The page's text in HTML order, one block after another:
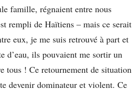
famille, régnaient entre nous
rempli de Haïtiens – mais ce serait
eux, je me suis retrouvé à part et
d’eau, ils pouvaient me sortir un
tous ! Ce retournement de situation
devenir dominateur et violent. Ce